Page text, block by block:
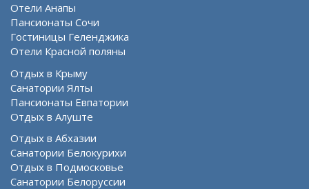
Отели Анапы
Пансионаты Сочи
Гостиницы Геленджика
Отели Красной поляны
Отдых в Крыму
Санатории Ялты
Пансионаты Евпатории
Отдых в Алуште
Отдых в Абхазии
Санатории Белокурихи
Отдых в Подмосковье
Санатории Белоруссии